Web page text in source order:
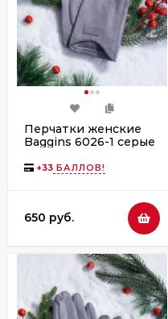
Перчатки женские
Baggins 6026-1 серые
+33 БАЛЛОВ!
650 руб.